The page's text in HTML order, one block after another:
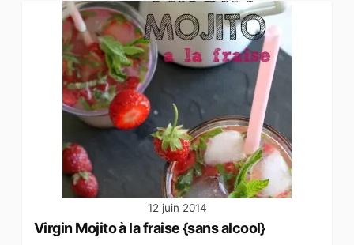
12 juin 2014
Virgin Mojito à la fraise {sans alcool}